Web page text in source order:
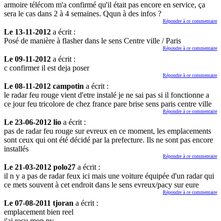
armoire télécom m'a confirmé qu'il était pas encore en service, ça
sera le cas dans 2 à 4 semaines. Qqun à des infos ?
Répondre à ce commentaire
Le 13-11-2012 a écrit :
Posé de manière à flasher dans le sens Centre ville / Paris
Répondre à ce commentaire
Le 09-11-2012 a écrit :
c confirmer il est deja poser
Répondre à ce commentaire
Le 08-11-2012 campotin a écrit :
le radar feu rouge vient d'etre instalé je ne sai pas si il fonctionne a
ce jour feu tricolore de chez france pare brise sens paris centre ville
Répondre à ce commentaire
Le 23-06-2012 lio a écrit :
pas de radar feu rouge sur evreux en ce moment, les emplacements
sont ceux qui ont été décidé par la prefecture. Ils ne sont pas encore
installés
Répondre à ce commentaire
Le 21-03-2012 polo27 a écrit :
il n y a pas de radar feux ici mais une voiture équipée d'un radar qui
ce mets souvent à cet endroit dans le sens evreux/pacy sur eure
Répondre à ce commentaire
Le 07-08-2011 tjoran a écrit :
emplacement bien reel